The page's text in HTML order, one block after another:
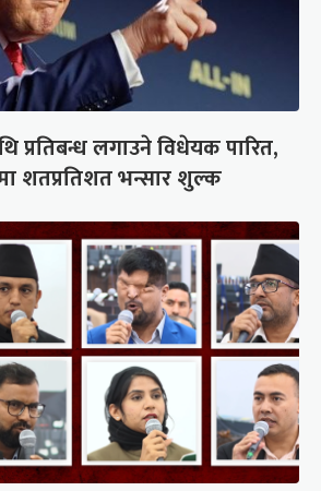
प्रतिबन्ध लगाउने विधेयक पारित,
शतप्रतिशत भन्सार शुल्क